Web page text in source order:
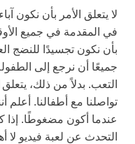
لا يتعلق الأمر بأن نكون
في المقدمة في جميع
بأن نكون تجسيدًا للنضج
جميعًا أن نرجع إلى
التعب. بدلاً من ذلك،
تواصلنا مع أطفالنا.
عندما أكون مضغوطًا. إذا
التحدث عن لعبة فيديو